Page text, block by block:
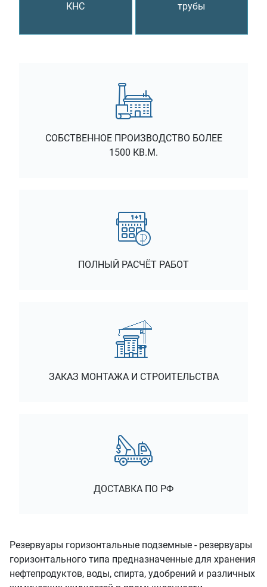
КНС
трубы
СОБСТВЕННОЕ ПРОИЗВОДСТВО БОЛЕЕ
1500 КВ.М.
ПОЛНЫЙ РАСЧЁТ РАБОТ
ЗАКАЗ МОНТАЖА И СТРОИТЕЛЬСТВА
ДОСТАВКА ПО РФ
Резервуары горизонтальные подземные - резервуары
горизонтального типа предназначенные для хранения
нефтепродуктов, воды, спирта, удобрений и различных